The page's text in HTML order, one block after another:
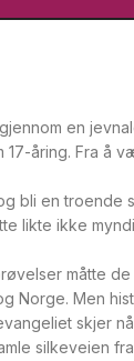
en
17-åring. Fra å
bli en troende
likte ikke
måtte
Norge. Men
skjer
silkeveien fra